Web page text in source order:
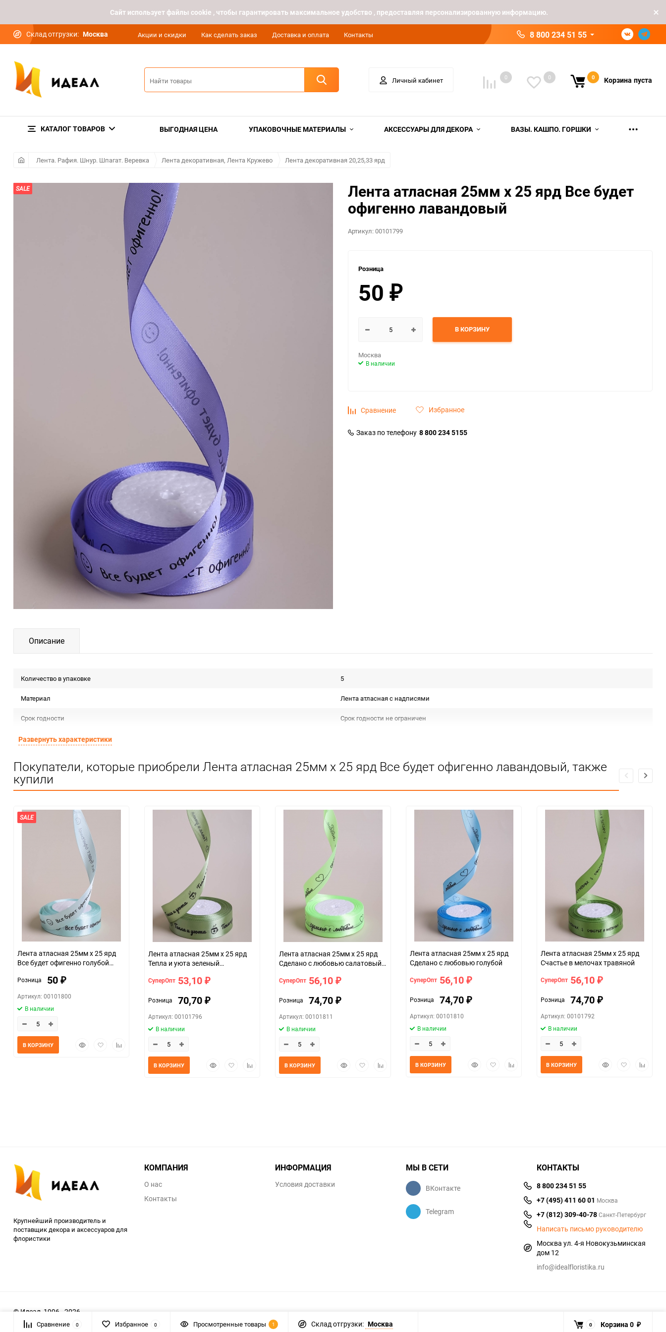
Cайт использует файлы cookie , чтобы гарантировать максимальное удобство , предоставляя персонализированную информацию.
Склад отгрузки: Москва Акции и скидки Как сделать заказ Доставка и оплата Контакты 8 800 234 51 55
Личный кабинет 0 0 0 Корзина пуста
КАТАЛОГ ТОВАРОВ ВЫГОДНАЯ ЦЕНА УПАКОВОЧНЫЕ МАТЕРИАЛЫ АКСЕССУАРЫ ДЛЯ ДЕКОРА ВАЗЫ. КАШПО. ГОРШКИ
Лента. Рафия. Шнур. Шпагат. Веревка Лента декоративная, Лента Кружево Лента декоративная 20,25,33 ярд
SALE
Лента атласная 25мм х 25 ярд Все будет
офигенно лавандовый
Артикул:00101799
Розница
50 ₽
В КОРЗИНУ
Москва
В наличии
Сравнение Избранное
Заказ по телефону 8 800 234 5155
Описание
Количество в упаковке 5
Материал Лента атласная с надписями
Срок годности Срок годности не ограничен
Страна изготовителя
Сертификация
Минимальное количество
Количество в коробке
Единица измерения
Развернуть характеристики
Покупатели, которые приобрели Лента атласная 25мм х 25 ярд Все будет офигенно лавандовый, также
купили
SALE
Лента атласная 25мм х 25 ярд
Все будет офигенно голубой
Розница 50 ₽
Артикул: 00101800
В наличии
БыстрыйДобавитьДобавить
В КОРЗИНУ
Лента атласная 25мм х 25 ярд
Тепла и уюта зеленый
СуперОпт 53,10 ₽
Розница 70,70 ₽
Артикул: 00101796
В наличии
БыстрыйДобавитьДобавить
В КОРЗИНУ
Лента атласная 25мм х 25 ярд
Сделано с любовью салатовый
СуперОпт 56,10 ₽
Розница 74,70 ₽
Артикул: 00101811
В наличии
БыстрыйДобавитьДобавить
В КОРЗИНУ
Лента атласная 25мм х 25 ярд
Сделано с любовью голубой
СуперОпт 56,10 ₽
Розница 74,70 ₽
Артикул: 00101810
В наличии
БыстрыйДобавитьДобавить
В КОРЗИНУ
Лента атласная 25мм х 25 ярд
Счастье в мелочах травяной
СуперОпт 56,10 ₽
Розница 74,70 ₽
Артикул: 00101792
В наличии
БыстрыйДобавить
В КОРЗИНУ
Крупнейший производитель и
поставщик декора и аксессуаров для
флористики
КОМПАНИЯ
О нас
Контакты
ИНФОРМАЦИЯ
Условия доставки
МЫ В СЕТИ
ВКонтакте
Telegram
КОНТАКТЫ
8 800 234 51 55
+7 (495) 411 60 01 Москва
+7 (812) 309-40-78Санкт-Петербург
Написать письмо руководителю
Москва ул. 4-я Новокузьминская
дом 12
info@idealfloristika.ru
© Идеал, 1996 - 2026
Сравнение 0 Избранное 0 Просмотренные товары 1 Склад отгрузки: Москва 0 Корзина 0 ₽